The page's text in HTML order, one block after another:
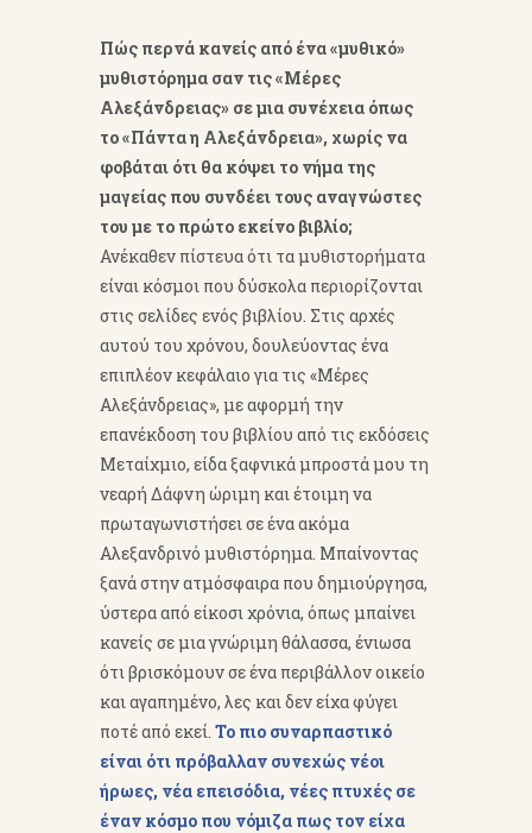
Πώς περνά κανείς από ένα «μυθικό»
μυθιστόρημα σαν τις «Μέρες
Αλεξάνδρειας» σε μια συνέχεια όπως
το «Πάντα η Αλεξάνδρεια», χωρίς να
φοβάται ότι θα κόψει το νήμα της
μαγείας που συνδέει τους αναγνώστες
του με το πρώτο εκείνο βιβλίο;
Ανέκαθεν πίστευα ότι τα μυθιστορήματα
είναι κόσμοι που δύσκολα περιορίζονται
στις σελίδες ενός βιβλίου. Στις αρχές
αυτού του χρόνου, δουλεύοντας ένα
επιπλέον κεφάλαιο για τις «Μέρες
Αλεξάνδρειας», με αφορμή την
επανέκδοση του βιβλίου από τις εκδόσεις
Μεταίχμιο, είδα ξαφνικά μπροστά μου τη
νεαρή Δάφνη ώριμη και έτοιμη να
πρωταγωνιστήσει σε ένα ακόμα
Αλεξανδρινό μυθιστόρημα. Μπαίνοντας
ξανά στην ατμόσφαιρα που δημιούργησα,
ύστερα από είκοσι χρόνια, όπως μπαίνει
κανείς σε μια γνώριμη θάλασσα, ένιωσα
ότι βρισκόμουν σε ένα περιβάλλον οικείο
και αγαπημένο, λες και δεν είχα φύγει
ποτέ από εκεί. Το πιο συναρπαστικό
είναι ότι πρόβαλλαν συνεχώς νέοι
ήρωες, νέα επεισόδια, νέες πτυχές σε
έναν κόσμο που νόμιζα πως τον είχα